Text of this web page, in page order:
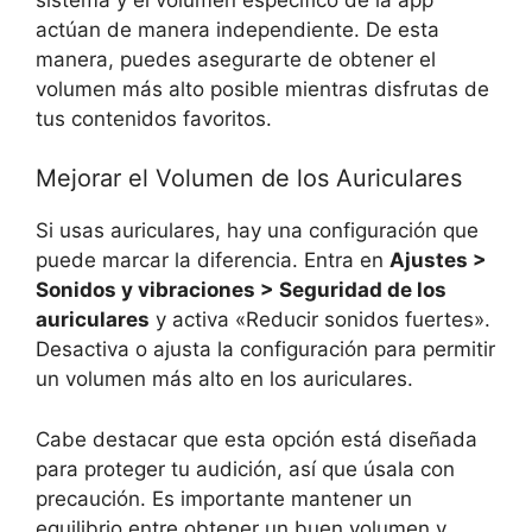
actúan de manera independiente. De esta
‍manera, ⁢puedes asegurarte de obtener ⁣el
volumen más alto posible mientras disfrutas⁢ de
tus contenidos ⁣favoritos.
Mejorar el Volumen de los Auriculares
Si usas auriculares, hay una configuración que
puede marcar ⁢la diferencia. Entra en Ajustes >
Sonidos ‌y vibraciones >⁤ Seguridad ‍de los⁣
auriculares y activa «Reducir sonidos⁣ fuertes».⁢
Desactiva o ajusta la configuración ‍para permitir​
un volumen más alto en los auriculares.
Cabe destacar que esta opción está diseñada
para proteger tu audición, ‌así que úsala con
precaución. Es importante mantener un